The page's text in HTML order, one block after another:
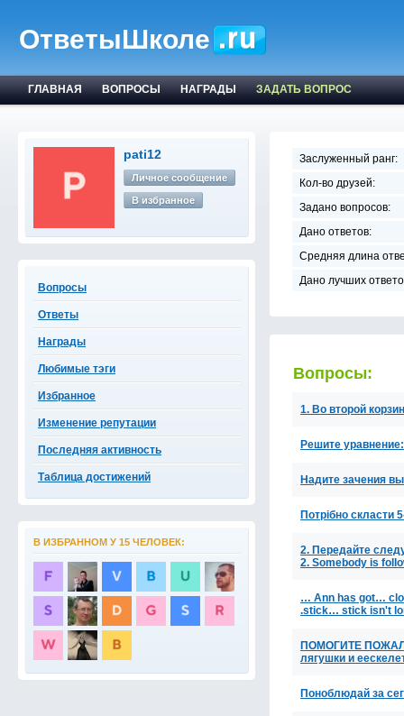
ОтветыШколе
ГЛАВНАЯ ВОПРОСЫ НАГРАДЫ ЗАДАТЬ ВОПРОС
pati12
Личное сообщение
В избранное
Вопросы
Ответы
Награды
Любимые тэги
Избранное
Изменение репутации
Последняя активность
Таблица достижений
В ИЗБРАННОМ У 15 ЧЕЛОВЕК:
Заслуженный ранг:
Кол-во друзей:
Задано вопросов:
Дано ответов:
Средняя длина
Дано лучших
Вопросы:
1. Во второй
Решите
Надите зачения
Потрібно скласти
2. Передайте
2. Somebody is
… Ann has got…
.stick… stick isn't
ПОМОГИТЕ
лягушки и
Поноблюдай за